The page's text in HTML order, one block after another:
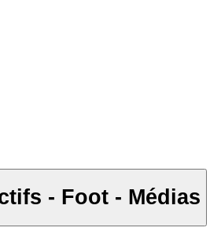
- Foot - Médias